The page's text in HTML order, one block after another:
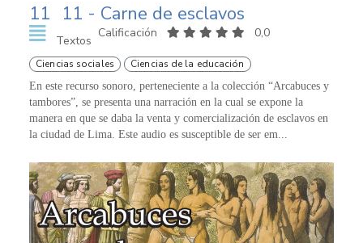
11 11 - Carne de esclavos
Textos
Calificación 0,0
Ciencias sociales Ciencias de la educación
En este recurso sonoro, perteneciente a la colección “Arcabuces y
tambores”, se presenta una narración en la cual se expone la
manera en que se daba la venta y comercialización de esclavos en
la ciudad de Lima. Este audio es susceptible de ser em...